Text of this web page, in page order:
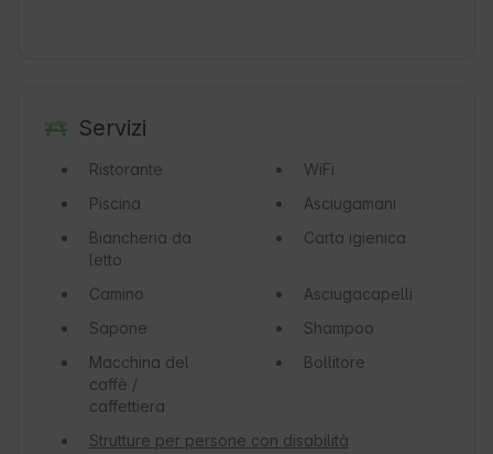
Servizi
Ristorante
WiFi
Piscina
Asciugamani
Biancheria da
letto
Carta igienica
Camino
Asciugacapelli
Sapone
Shampoo
Macchina del
caffè /
caffettiera
Bollitore
Strutture per persone con disabilità